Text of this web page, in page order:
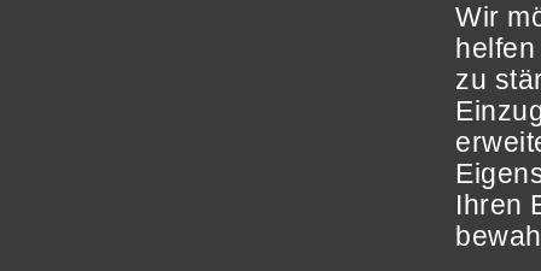
Wir
zu
Ihren